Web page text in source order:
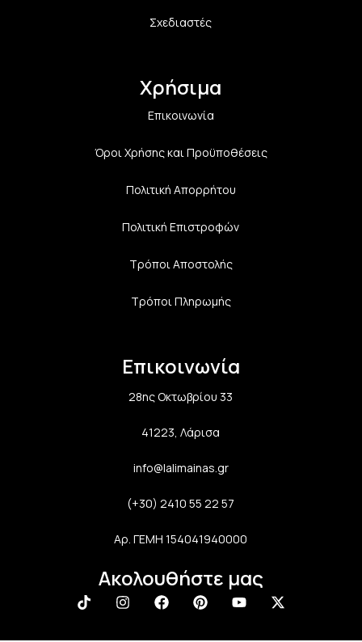
Σχεδιαστές
Χρήσιμα
Επικοινωνία
Όροι Χρήσης και Προϋποθέσεις
Πολιτική Aπορρήτου
Πολιτική Επιστροφών
Τρόποι Αποστολής
Τρόποι Πληρωμής
Επικοινωνία
28ης Οκτωβρίου 33
41223, Λάρισα
info@lalimainas.gr
(+30) 2410 55 22 57
Αρ. ΓΕΜΗ 154041940000
Ακολουθήστε μας